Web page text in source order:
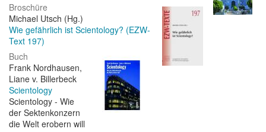
Broschüre
Michael Utsch (Hg.)
Wie gefährlich ist Scientology? (EZW-
Text 197)
Buch
Frank Nordhausen,
Liane v. Billerbeck
Scientology
Scientology - Wie
der Sektenkonzern
die Welt erobern will